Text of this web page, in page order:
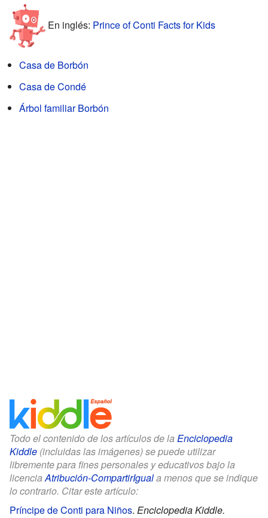
En inglés: Prince of Conti Facts for Kids
Casa de Borbón
Casa de Condé
Árbol familiar Borbón
Todo el contenido de los artículos de la Enciclopedia
Kiddle (incluidas las imágenes) se puede utilizar
libremente para fines personales y educativos bajo la
licenciaAtribución-CompartirIguala menos que se indique
lo contrario. Citar este artículo:
Príncipe de Conti para Niños. Enciclopedia Kiddle.